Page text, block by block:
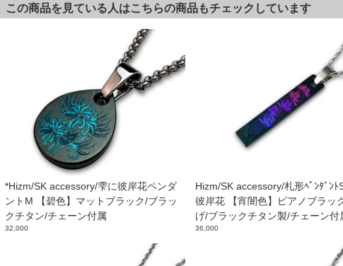
この商品を見ている人はこちらの商品もチェックしています
*Hizm/SK accessory/雫に彼岸花ペンダ
ントM 【碧色】マットブラック/ブラッ
クチタン/チェーン付属
32,000
Hizm/SK accessory/札形ﾍﾟﾝﾀﾞﾝﾄ
彼岸花 【宵闇色】ピアノブラッ
げ/ブラックチタン製/チェーン付
36,000